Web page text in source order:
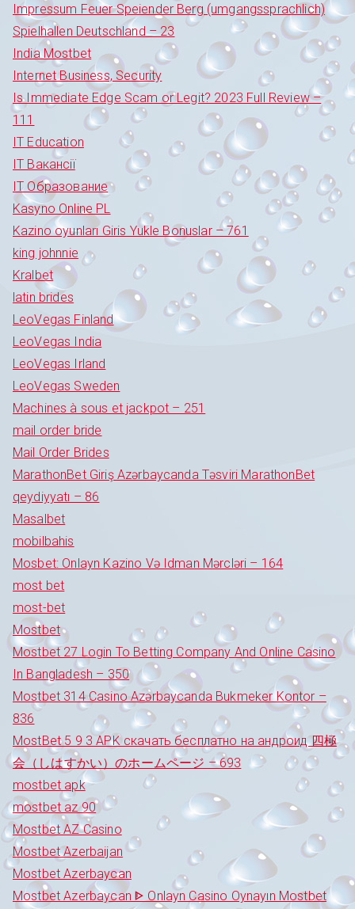
Impressum Feuer Speiender Berg (umgangssprachlich)
Spielhallen Deutschland – 23
India Mostbet
Internet Business, Security
Is Immediate Edge Scam or Legit? 2023 Full Review –
111
IT Education
IT Вакансії
IT Образование
Kasyno Online PL
Kazino oyunları Giris Yukle Bonuslar – 761
king johnnie
Kralbet
latin brides
LeoVegas Finland
LeoVegas India
LeoVegas Irland
LeoVegas Sweden
Machines à sous et jackpot – 251
mail order bride
Mail Order Brides
MarathonBet Giriş Azərbaycanda Təsviri MarathonBet
qeydiyyatı – 86
Masalbet
mobilbahis
Mosbet: Onlayn Kazino Və Idman Mərcləri – 164
most bet
most-bet
Mostbet
Mostbet 27 Login To Betting Company And Online Casino
In Bangladesh – 350
Mostbet 314 Casino Azərbaycanda Bukmeker Kontor –
836
MostBet 5 9 3 APK скачать бесплатно на андроид 四極
会（しはすかい）のホームページ – 693
mostbet apk
mostbet az 90
Mostbet AZ Casino
Mostbet Azerbaijan
Mostbet Azerbaycan
Mostbet Azerbaycan ᐈ Onlayn Casino Oynayın Mostbet